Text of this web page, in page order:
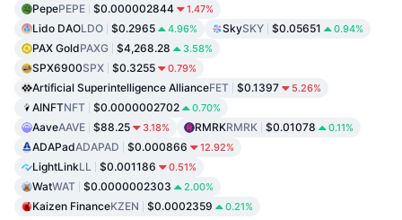
PepePEPE $0.000002844 1.47%
Lido DAOLDO $0.2965 4.96% SkySKY $0.05651 0.94%
PAX GoldPAXG $4,268.28 3.58%
SPX6900SPX $0.3255 0.79%
Artificial Superintelligence AllianceFET $0.1397 5.26%
AINFTNFT $0.0000002702 0.70%
AaveAAVE $88.25 3.18% RMRKRMRK $0.01078 0.11%
ADAPadADAPAD $0.000866 12.92%
LightLinkLL $0.001186 0.51%
WatWAT $0.0000002303 2.00%
Kaizen FinanceKZEN $0.0002359 0.21%